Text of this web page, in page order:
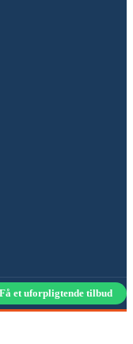
Få et uforpligtende tilbud